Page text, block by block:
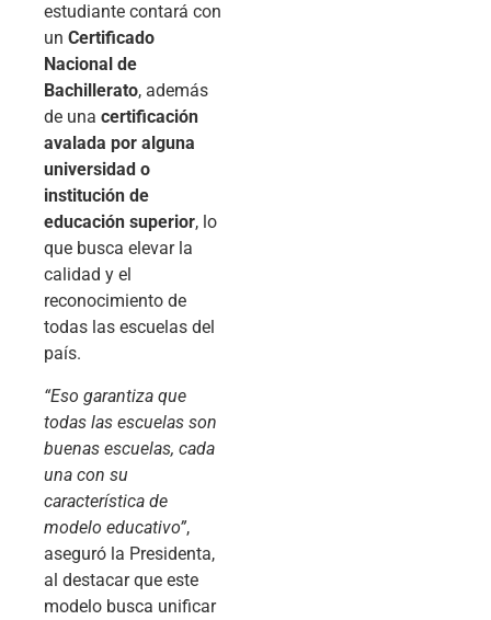
estudiante contará con
un Certificado
Nacional de
Bachillerato, además
de una certificación
avalada por alguna
universidad o
institución de
educación superior, lo
que busca elevar la
calidad y el
reconocimiento de
todas las escuelas del
país.
“Eso garantiza que
todas las escuelas son
buenas escuelas, cada
una con su
característica de
modelo educativo”,
aseguró la Presidenta,
al destacar que este
modelo busca unificar